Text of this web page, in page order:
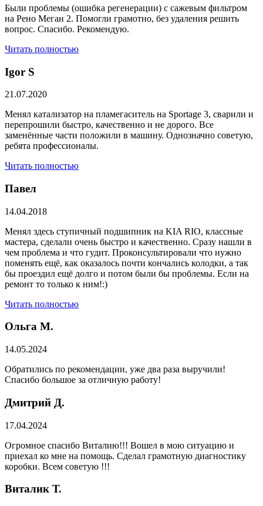
Были проблемы (ошибка регенерации) с сажевым фильтром
на Рено Меган 2. Помогли грамотно, без удаления решить
вопрос. Спасибо. Рекомендую.
Читать полностью
​Igor S
21.07.2020
Менял катализатор на пламегаситель на Sportage 3, сварили и
перепрошили быстро, качественно и не дорого. Все
заменённые части положили в машину. Однозначно советую,
ребята профессионалы.
Читать полностью
Павел
14.04.2018
Менял здесь ступичный подшипник на KIA RIO, классные
мастера, сделали очень быстро и качественно. Сразу нашли в
чем проблема и что гудит. Проконсультировали что нужно
поменять ещё, как оказалось почти кончались колодки, а так
бы проездил ещё долго и потом были бы проблемы. Если на
ремонт то только к ним!:)
Читать полностью
Ольга М.
14.05.2024
Обратились по рекомендации, уже два раза выручили!
Спасибо большое за отличную работу!
Дмитрий Д.
17.04.2024
Огромное спасибо Виталию!!! Вошел в мою ситуацию и
приехал ко мне на помощь. Сделал грамотную диагностику
коробки. Всем советую !!!
Виталик Т.